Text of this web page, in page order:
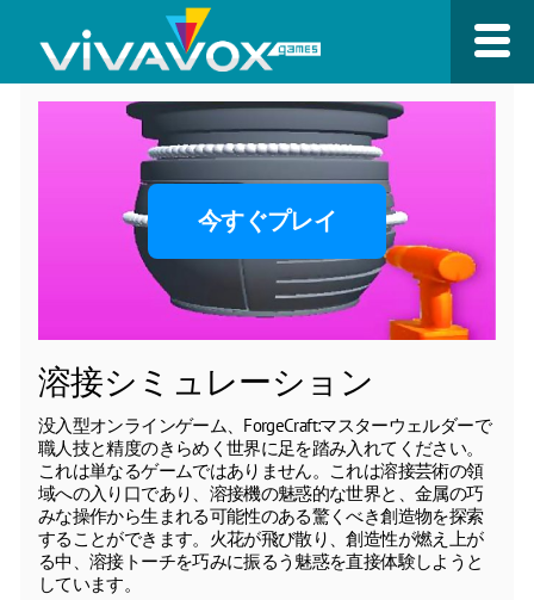
今すぐプレイ
溶接シミュレーション
没入型オンラインゲーム、ForgeCraft:マスターウェルダーで
職人技と精度のきらめく世界に足を踏み入れてください。
これは単なるゲームではありません。これは溶接芸術の領
域への入り口であり、溶接機の魅惑的な世界と、金属の巧
みな操作から生まれる可能性のある驚くべき創造物を探索
することができます。火花が飛び散り、創造性が燃え上が
る中、溶接トーチを巧みに振るう魅惑を直接体験しようと
しています。